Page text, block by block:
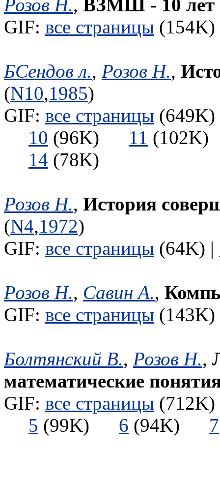
Розов Н., ВЗМШ - 10 лет
GIF: все страницы
БСендов л., Розов Н.,
(N10,1985)
GIF: все страницы
10 (96K) 11
14 (78K)
Розов Н., История
(N4,1972)
GIF: все страницы (64K) |
Розов Н., Савин А.,
GIF: все страницы
Болтянский В., Розов Н.,
математические
GIF: все страницы
5 (99K) 6 (94K) 7